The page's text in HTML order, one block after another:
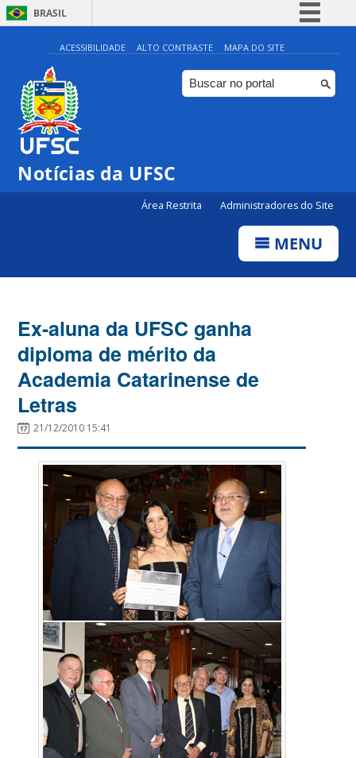
BRASIL
Simplifique!
Comunica BR
Participe
ACESSIBILIDADE ALTO CONTRASTE MAPA DO SITE
Notícias da UFSC
Área Restrita Administradores do Site
MENU
Ex-aluna da UFSC ganha
diploma de mérito da
Academia Catarinense de
Letras
21/12/2010 15:41